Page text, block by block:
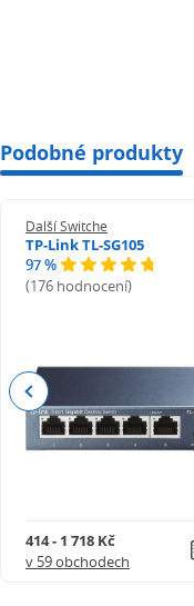
Podobné produkty
Další Switche
TP-Link TL-SG105
97 %
(176 hodnocení)
414 - 1 718 Kč
v 59 obchodech
Previous